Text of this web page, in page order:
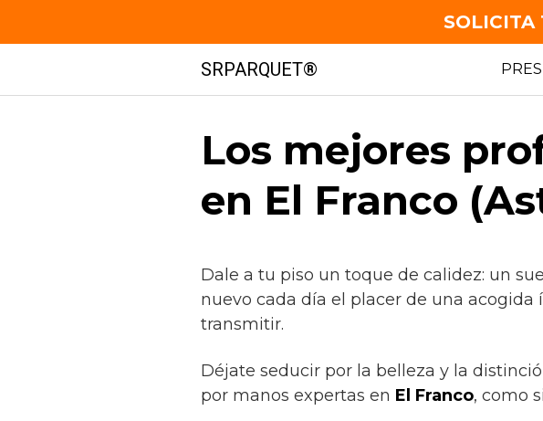
contenido
SRPARQUET®
Los mejores
en El Franco
Dale a tu piso un toque de calidez: un
nuevo cada día el placer de una
transmitir.
Déjate seducir por la belleza y la
por manos expertas en El Franco, como
SOLICITA